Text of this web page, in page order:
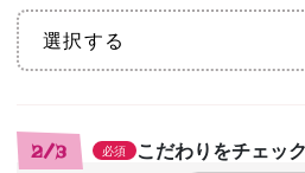
2/3 必須 こだわりをチェック